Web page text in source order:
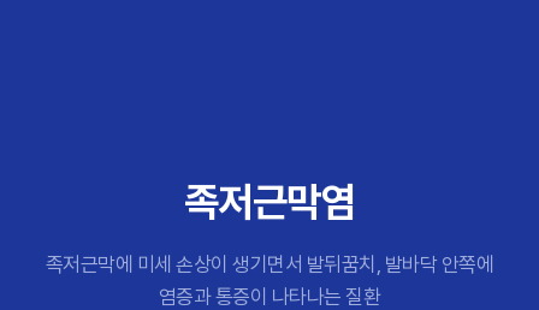
#교통사고후유증 #허리디스크
#추나요법
족저근막염
족저근막에 미세 손상이 생기면서 발뒤꿈치, 발바닥 안쪽에
염증과 통증이 나타나는 질환